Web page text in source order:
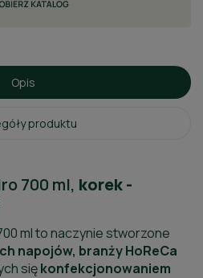
Opis
produktu
700 ml, korek -
ml to naczynie stworzone
napojów, branży HoReCa
siękonfekcjonowaniem